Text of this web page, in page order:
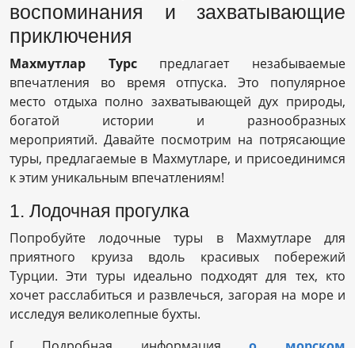
воспоминания и захватывающие
приключения
Махмутлар Турспредлагает незабываемые
впечатления во время отпуска. Это популярное
место отдыха полно захватывающей дух природы,
богатой истории и разнообразных
мероприятий. Давайте посмотрим на потрясающие
туры, предлагаемые в Махмутларе, и присоединимся
к этим уникальным впечатлениям!
1. Лодочная прогулка
Попробуйте лодочные туры в Махмутларе для
приятного круиза вдоль красивых побережий
Турции. Эти туры идеально подходят для тех, кто
хочет расслабиться и развлечься, загорая на море и
исследуя великолепные бухты.